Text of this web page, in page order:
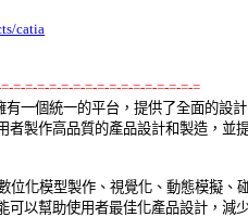
catia
=-=-=-=-=-=-=-=-=-=-=-=-=-=-=-=
有一個統一的平台，提供了全面的設
者製作高品質的產品設計和製造，並
位化模型製作、視覺化、動態模擬、
可以幫助使用者最佳化產品設計，減